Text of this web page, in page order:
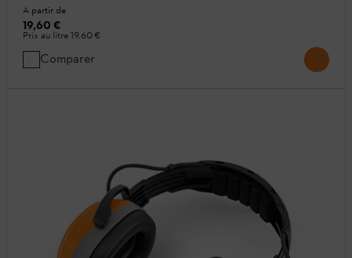
A partir de
19,60 €
Prix au litre19,60 €
Comparer